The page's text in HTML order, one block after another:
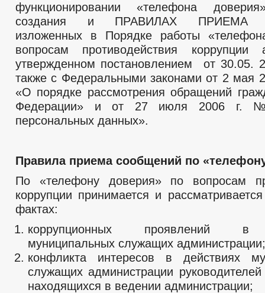
функционировании «телефона
создания и ПРАВИЛАХ ПРИЕМА
изложенных в Порядке работы
вопросам противодействия коррупции
утвержденном постановлением от
также с Федеральными законами от 2 мая
«О порядке рассмотрения обращений
Федерации» и от 27 июля 2006
персональных данных».
Правила приема сообщений по
По «телефону доверия» по вопросам
коррупции принимается и
фактах:
коррупционных проявлений в
муниципальных служащих администрации;
конфликта интересов в действиях
служащих администрации руководителей
находящихся в ведении администрации;